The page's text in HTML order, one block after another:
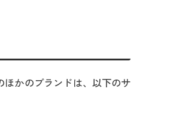
かのブランドは、以下のサ